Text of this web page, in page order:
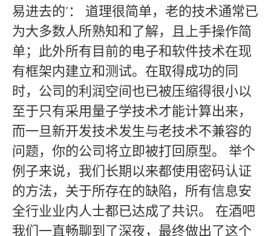
易进去的’： 道理很简单，老的技术通常已
为大多数人所熟知和了解，且上手操作简
单；此外所有目前的电子和软件技术在现
有框架内建立和测试。在取得成功的同
时，公司的利润空间也已被压缩得很小以
至于只有采用量子学技术才能计算出来，
而一旦新开发技术发生与老技术不兼容的
问题，你的公司将立即被打回原型。 举个
例子来说，我们长期以来都使用密码认证
的方法，关于所存在的缺陷，所有信息安
全行业业内人士都已达成了共识。 在酒吧
我们一直畅聊到了深夜，最终做出了这个